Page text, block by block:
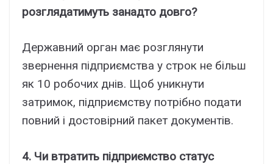
розглядатимуть занадто довго?
Державний орган має розглянути
звернення підприємства у строк не більш
як 10 робочих днів. Щоб уникнути
затримок, підприємству потрібно подати
повний і достовірний пакет документів.
4. Чи втратить підприємство статус